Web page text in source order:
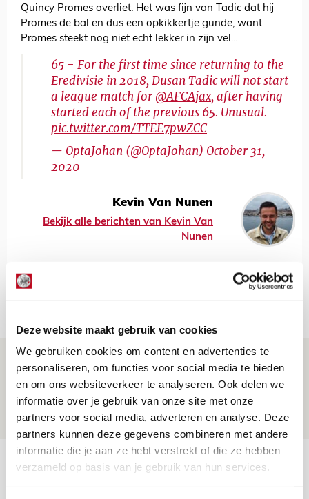
Deze website maakt gebruik van cookies
We gebruiken cookies om content en advertenties te
personaliseren, om functies voor social media te bieden
en om ons websiteverkeer te analyseren. Ook delen we
informatie over je gebruik van onze site met onze
partners voor social media, adverteren en analyse. Deze
partners kunnen deze gegevens combineren met andere
informatie die je aan ze hebt verstrekt of die ze hebben
verzameld op basis van je gebruik van hun services.
Quincy Promes overliet. Het was fijn van Tadic dat hij
Promes de bal en dus een opkikkertje gunde, want
Promes steekt nog niet echt lekker in zijn vel...
65 - For the first time since returning to the
Eredivisie in 2018, Dusan Tadic will not start
a league match for@AFCAjax, after having
started each of the previous 65. Unusual.
pic.twitter.com/TTEE7pwZCC
— OptaJohan (@OptaJohan) October 31,
2020
Kevin Van Nunen
Bekijk alle berichten van Kevin Van
Nunen
Net binnen //
Drie dingen die je moet weten over PEC
Zwolle - Ajax
08 AUGUSTUS 2026 - 12:32
NIEUWS
Míchels elf: met welke formatie begin